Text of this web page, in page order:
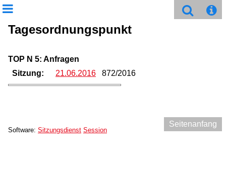
Tagesordnungspunkt
TOP N 5: Anfragen
Sitzung:
21.06.2016 872/2016
Seitenanfang
Software: Sitzungsdienst Session